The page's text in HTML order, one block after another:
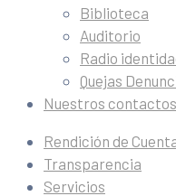
Biblioteca
Auditorio
Radio
Quejas
Nuestros contactos
Rendición de
Transparencia
Servicios